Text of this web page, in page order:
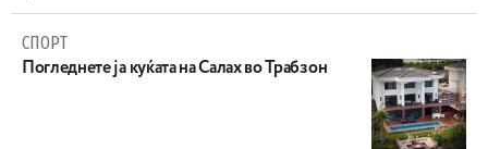
СПОРТ
Погледнете ја куќата на Салах во Трабзон